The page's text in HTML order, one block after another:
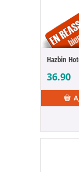
36.90